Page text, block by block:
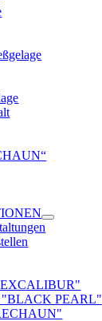
"BLACK PEARL"